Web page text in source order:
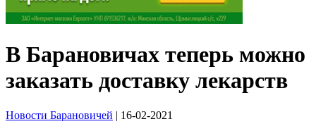
В Барановичах теперь можно
заказать доставку лекарств
Новости Барановичей | 16-02-2021